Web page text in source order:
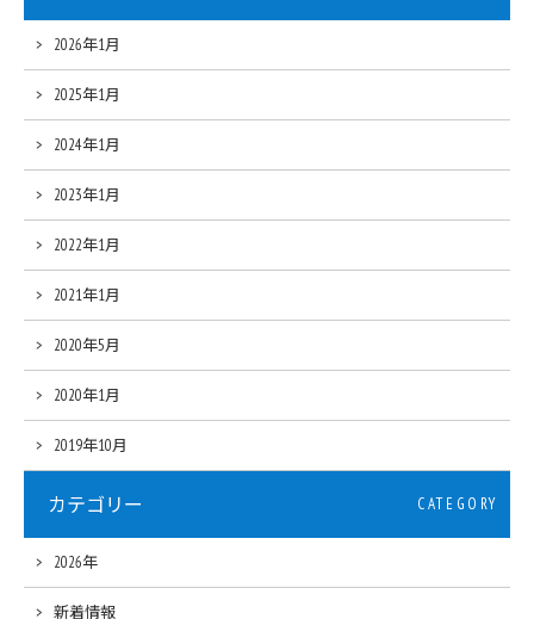
2026年1月
2025年1月
2024年1月
2023年1月
2022年1月
2021年1月
2020年5月
2020年1月
2019年10月
カテゴリー CATEGORY
2026年
新着情報